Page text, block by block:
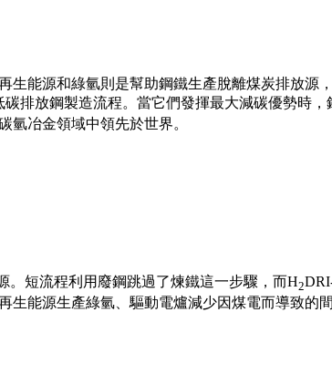
生能源和綠氫則是幫助鋼鐵生產脫離煤炭排放
排放鋼製造流程。當它們發揮最大減碳優勢時
氫冶金領域中領先於世界。
。短流程利用廢鋼跳過了煉鐵這一步驟，而H2
能源生產綠氫、驅動電爐減少因煤電而導致的